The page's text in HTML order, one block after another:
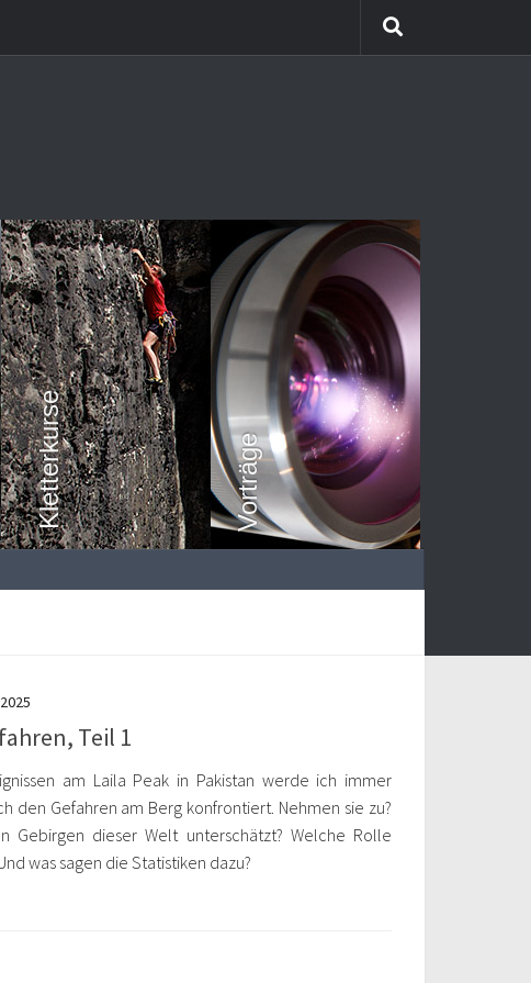
Kletterkurse Vorträge
Teil 1
am Laila Peak in Pakistan werde ich immer
den Gefahren am Berg konfrontiert. Nehmen sie zu?
Gebirgen dieser Welt unterschätzt? Welche Rolle
was sagen die Statistiken dazu?